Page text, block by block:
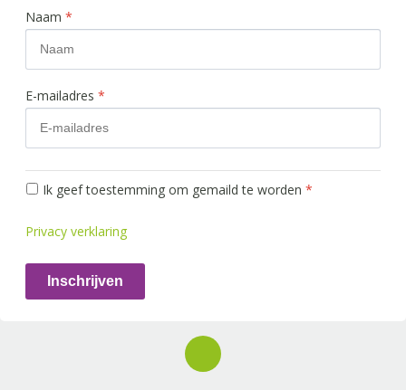
Naam *
E-mailadres *
Ik geef toestemming om gemaild te worden *
Privacy verklaring
Inschrijven